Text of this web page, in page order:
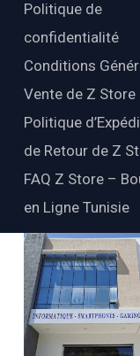
Politique de
confidentialité
Conditions
Vente de Z Store
Politique
de Retour de Z
FAQ Z Store –
en Ligne Tunisie